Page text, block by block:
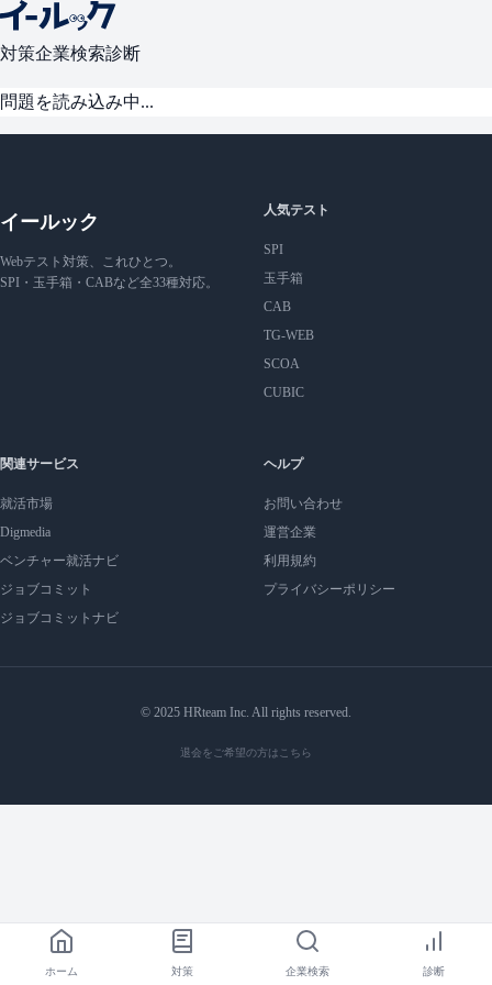
対策企業検索診断
問題を読み込み中...
イールック
Webテスト対策、これひとつ。
SPI・玉手箱・CABなど全33種対応。
人気テスト
SPI
玉手箱
CAB
TG-WEB
SCOA
CUBIC
関連サービス
就活市場
Digmedia
ベンチャー就活ナビ
ジョブコミット
ジョブコミットナビ
ヘルプ
お問い合わせ
運営企業
利用規約
プライバシーポリシー
© 2025 HRteam Inc. All rights reserved.
退会をご希望の方はこちら
ホーム 対策 企業検索 診断